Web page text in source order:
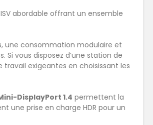
abordable offrant un ensemble
une consommation modulaire et
vous disposez d’une station de
travail exigeantes en choisissant les
DisplayPort 1.4 permettent la
une prise en charge HDR pour un